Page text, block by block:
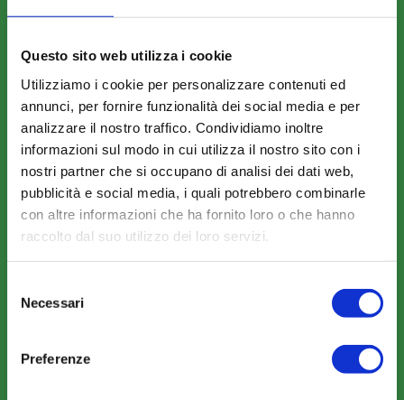
Questo sito web utilizza i cookie
Utilizziamo i cookie per personalizzare contenuti ed
annunci, per fornire funzionalità dei social media e per
analizzare il nostro traffico. Condividiamo inoltre
informazioni sul modo in cui utilizza il nostro sito con i
nostri partner che si occupano di analisi dei dati web,
pubblicità e social media, i quali potrebbero combinarle
con altre informazioni che ha fornito loro o che hanno
raccolto dal suo utilizzo dei loro servizi.
delNecessari
Preferenze
COME ADERIRE
Modalità di adesione
Mobilità e Portabilità
Strumenti
News
Rassegna Stampa